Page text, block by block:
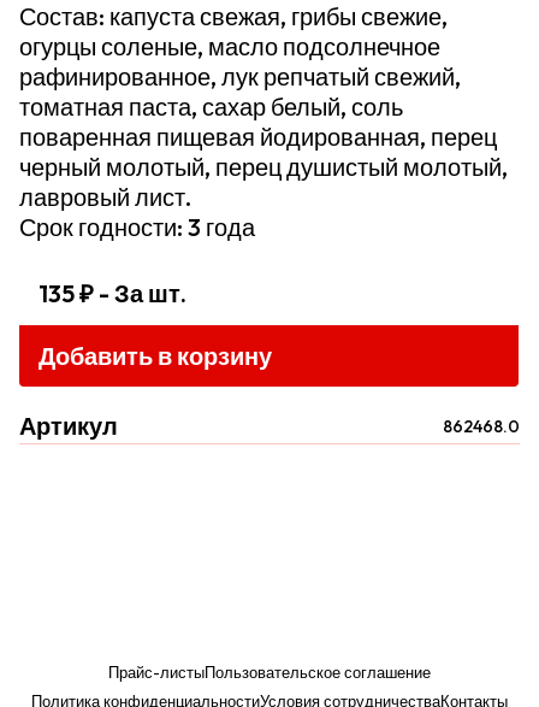
Состав: капуста свежая, грибы свежие,
огурцы соленые, масло подсолнечное
рафинированное, лук репчатый свежий,
томатная паста, сахар белый, соль
поваренная пищевая йодированная, перец
черный молотый, перец душистый молотый,
лавровый лист.
Срок годности: 3 года
135 ₽ - За шт.
Добавить в корзину
Артикул 862468.0
Прайс-листыПользовательское соглашение
Политика конфиденциальностиУсловия сотрудничестваКонтакты